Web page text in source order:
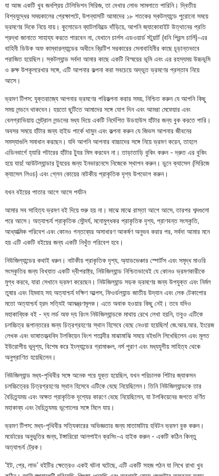
যা আজ একটি খুব জনপ্রিয় টেলিভিশন সিরিজ, তা দেখার লোভ সামলাতে পারিনি। দ্বিতীয়
বিশ্বযুদ্ধের সময়কালের প্রেক্ষাপটে, উপন্যাসটি আমাদের ১৮ শতকের স্কটল্যান্ডে পুরোনো সময়ে
ভ্রমণের দিকে নিয়ে যায়। কুলোডেন ব্যাটলফিল্ডে দাঁড়িয়ে, আপনি জ্যাকোবাইট উত্থানের প্রতি
শ্রদ্ধা জানাতে সাহায্য করতে পারবেন না, যেখানে চার্লস এডওয়ার্ড স্টুয়ার্ট (বনি প্রিন্স চার্লি)-এর
বাহিনী ডিউক অফ কাম্বারল্যান্ডের অধীনে ব্রিটিশ সরকারের সেনাবাহিনীর কাছে চূড়ান্তভাবে
পরাজিত হয়েছিল। স্কটল্যান্ড সর্বদা আমার কাছে একটি বিস্ময়ের ভূমি এবং এর রহস্যময় উচ্চভূমি
ও রুক্ষ উপকূলরেখার সঙ্গে, এটি আপনার কল্পনা করা সবচেয়ে অদ্ভুত ভ্রমণের প্রস্তাব নিয়ে
আসে।
ভ্রমণ টিপস: যুক্তরাজ্যে আপনার ভ্রমণের পরিকল্পনা করার সময়, নিশ্চিত করুন যে আপনি কিছু
সময় লন্ডনে থাকবেন। হয়তো ছুটিতে আমাদের সঙ্গে যোগ দিন এবং আমরা মেফেয়ার এবং
বেলগ্রাভিয়ায় সেন্ট্রাল লন্ডনের মধ্য দিয়ে একটি নির্দেশিত উডহাউস হাঁটার জন্য বুক করতে পারি।
অবসর সময়ে হাঁটার জন্য হাইড পার্কে থামুন এবং কল্পনা করুন যে জিভস আপনার জীবনের
সমস্যাগুলি সমাধান করছেন। যদি আপনি আপনার বাচ্চাদের সঙ্গে নিয়ে ভ্রমণ করেন, তাহলে
এডিনবার্গে হ্যারি পটারের হাঁটার ট্যুর মিস করবেন না। তাড়াতাড়ি বুকিং করুন - দ্রুত এর বুকিং
হয়ে যায়! আউটল্যান্ডার ট্যুরের জন্য ইনভারনেসে নিজেকে স্থাপন করুন। ডুনে ক্যাসেল (সিরিজে
ক্যাসেল লিওচ) এবং গ্লেন কোয়ের নাটকীয় প্রাকৃতিক দৃশ্য উপভোগ করুন।
যখন বইয়ের পাতার আগে আসে পর্যটন
আমার সব সাহিত্য ভ্রমণ বই দিয়ে শুরু হয় না। মাঝে মাঝে রাস্তা আগে আসে, তারপর শব্দগুলো
পরে আসে। অত্যাশ্চর্য প্রাকৃতিক সৌন্দর্য, মনোমুগ্ধকর প্রাকৃতিক দৃশ্য, প্রাণবন্ত সংস্কৃতি,
আধ্যাত্মিক পরিবেশ এবং কোনও গন্তব্যের অসাধারণ আকর্ষণ অনুভব করার পর, সর্বদা আমার মনে
হয় এটি একটি বইয়ের জন্য একটি নিখুঁত পরিবেশ হবে।
নিউজিল্যান্ডের কথাই ধরুন। নাটকীয় প্রাকৃতিক দৃশ্য, অ্যাডভেঞ্চার স্পোর্টস এবং সমৃদ্ধ মাওরি
সংস্কৃতির জন্য বিখ্যাত একটি দ্বীপরাষ্ট্র, নিউজিল্যান্ড নিশ্চিতভাবেই যে কোনও ভ্রমণকারীকে
মুগ্ধ করবে, যারা সেখানে ভ্রমণ করেছেন। নিউজিল্যান্ড সড়ক ভ্রমণের জন্য উপযুক্ত এবং নির্মল
তুষার এবং হিমবাহ সহ অত্যাশ্চর্য দক্ষিণ আল্পস, ফিওর্ডল্যান্ড জাতীয় উদ্যান এবং লেক টেকাপোর
মতো অত্যাশ্চর্য হ্রদ সত্যিই আমন্ত্রণমূলক। এতে অবাক হওয়ার কিছু নেই। তবে যদিও
মহাকাব্যিক বই - দ্য লর্ড অফ দ্য রিংস নিউজিল্যান্ডকে মাথায় রেখে লেখা হয়নি, তবুও এটিকে
চলচ্চিত্র রূপান্তরের জন্য চিত্রগ্রহণের স্থান হিসেবে বেছে নেওয়া হয়েছিল! জে.আর.আর. ইংরেজ
লেখক এবং ভাষাতত্ত্ববিদ টলকিয়েন বিংশ শতাব্দীর মাঝামাঝি সময়ে বইগুলি লিখেছিলেন এবং মূলত
ইউরোপীয় ভূদৃশ্য, বিশেষ করে ইংল্যান্ডের গ্রামাঞ্চল, নর্স পুরাণ এবং মধ্যযুগীয় সাহিত্য থেকে
অনুপ্রাণিত হয়েছিলেন।
নিউজিল্যান্ড মধ্য-পৃথিবীর সঙ্গে অনেক পরে যুক্ত হয়েছিল, যখন পরিচালক পিটার জ্যাকসন
চলচ্চিত্রের চিত্রগ্রহণের স্থান হিসেবে এটিকে বেছে নিয়েছিলেন। তিনি নিউজিল্যান্ডকে তার
বৈচিত্র্যময় এবং অক্ষত প্রাকৃতিক দৃশ্যের কারণে বেছে নিয়েছিলেন, যা টলকিয়েনের জগতে বর্ণিত
মহাকাব্য এবং বৈচিত্র্যময় ভূগোলের সঙ্গে মিলে যায়।
ভ্রমণ টিপস: মধ্য-পৃথিবীর সত্যিকারের অভিজ্ঞতার জন্য মাতামাটায় হবিটন ভ্রমণ বুক করুন।
মর্ডোরের অনুভূতির জন্য, টঙ্গারিরো আলপাইন ক্রসিং-এ হাইক করুন - একটি কঠিন কিন্তু
অত্যাশ্চর্য ট্রেক।
‘ইট, প্রে, লাভ’ বইটির ক্ষেত্রেও একই ঘটনা ঘটেছে, এটি একটি সহজ পঠন যা লিখে রাখা খুব